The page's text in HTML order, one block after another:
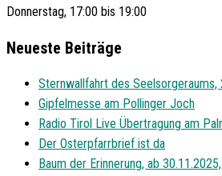
Donnerstag, 17:00 bis 19:00
Neueste Beiträge
Sternwallfahrt des Seelsorgeraums,
Gipfelmesse am Pollinger Joch
Radio Tirol Live Übertragung am
Der Osterpfarrbrief ist da
Baum der Erinnerung, ab